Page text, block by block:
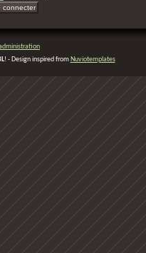
! - Design inspired from Nuviotemplates